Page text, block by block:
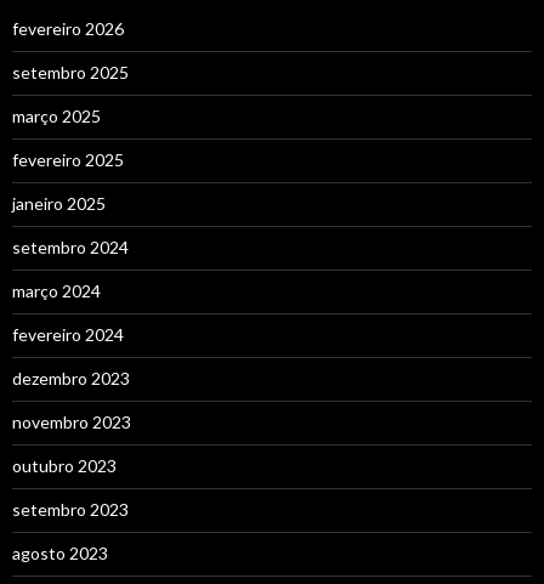
fevereiro 2026
setembro 2025
março 2025
fevereiro 2025
janeiro 2025
setembro 2024
março 2024
fevereiro 2024
dezembro 2023
novembro 2023
outubro 2023
setembro 2023
agosto 2023